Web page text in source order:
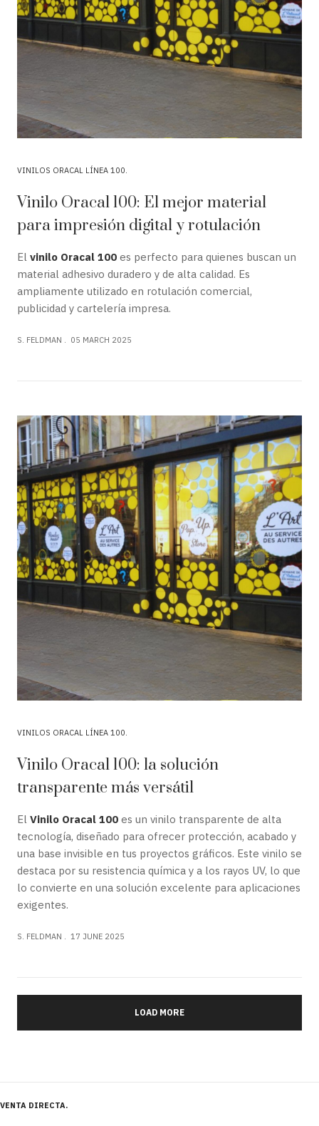
VINILOS ORACAL LÍNEA 100
Vinilo Oracal 100: El mejor material
para impresión digital y rotulación
El vinilo Oracal 100 es perfecto para quienes buscan un
material adhesivo duradero y de alta calidad. Es
ampliamente utilizado en rotulación comercial,
publicidad y cartelería impresa.
S. FELDMAN 05 MARCH 2025
VINILOS ORACAL LÍNEA 100
Vinilo Oracal 100: la solución
transparente más versátil
El Vinilo Oracal 100 es un vinilo transparente de alta
tecnología, diseñado para ofrecer protección, acabado y
una base invisible en tus proyectos gráficos. Este vinilo se
destaca por su resistencia química y a los rayos UV, lo que
lo convierte en una solución excelente para aplicaciones
exigentes.
S. FELDMAN 17 JUNE 2025
LOAD MORE
VENTA DIRECTA